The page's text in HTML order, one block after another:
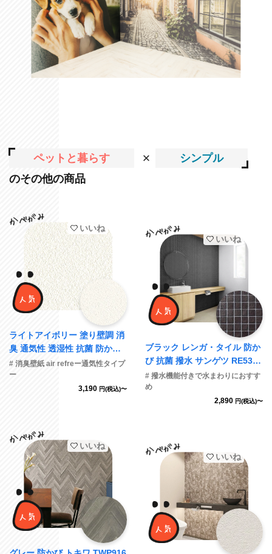
ペットと暮らす
シンプル
のその他の商品
いいね
ライトアイボリー 塗り壁調 消
臭 通気性 透湿性 抗菌 防かび
リリカラ LV2639 旧品番LV35
98
# 消臭壁紙 air refreー通気性タイプ
ー
3,190 円(税込)〜
いいね
ブラック レンガ・タイル 防か
び 抗菌 撥水 サンゲツ RE5334
2
# 撥水機能付きで水まわりにおすす
め
2,890 円(税込)〜
いいね
いいね